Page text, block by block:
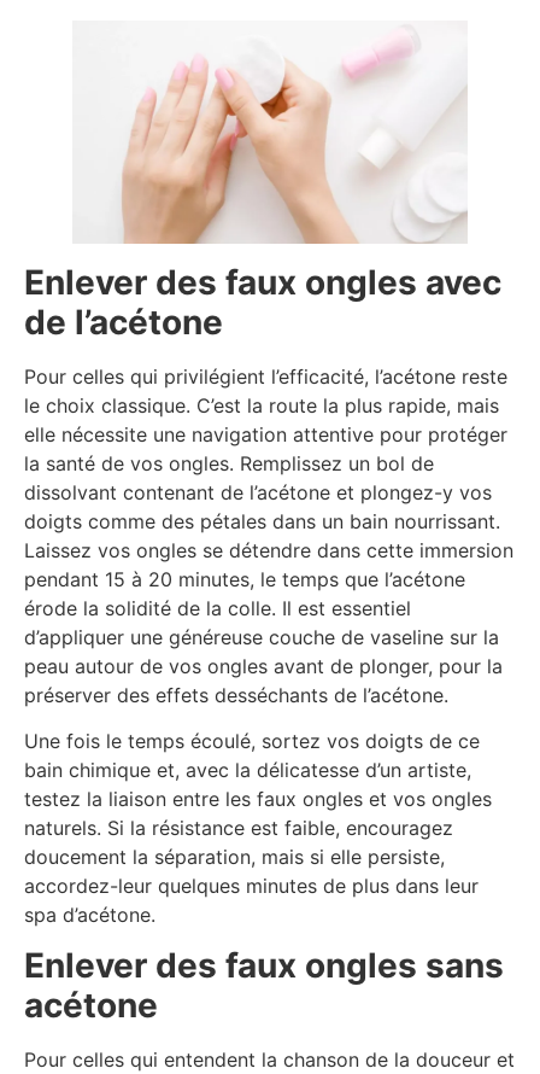
Enlever des faux ongles avec
de l’acétone
Pour celles qui privilégient l’efficacité, l’acétone reste
le choix classique. C’est la route la plus rapide, mais
elle nécessite une navigation attentive pour protéger
la santé de vos ongles. Remplissez un bol de
dissolvant contenant de l’acétone et plongez-y vos
doigts comme des pétales dans un bain nourrissant.
Laissez vos ongles se détendre dans cette immersion
pendant 15 à 20 minutes, le temps que l’acétone
érode la solidité de la colle. Il est essentiel
d’appliquer une généreuse couche de vaseline sur la
peau autour de vos ongles avant de plonger, pour la
préserver des effets desséchants de l’acétone.
Une fois le temps écoulé, sortez vos doigts de ce
bain chimique et, avec la délicatesse d’un artiste,
testez la liaison entre les faux ongles et vos ongles
naturels. Si la résistance est faible, encouragez
doucement la séparation, mais si elle persiste,
accordez-leur quelques minutes de plus dans leur
spa d’acétone.
Enlever des faux ongles sans
acétone
Pour celles qui entendent la chanson de la douceur et